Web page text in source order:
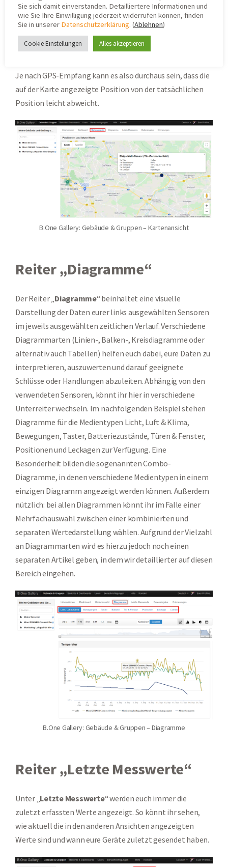
verwendet die ihre Position übermitteln, eine Karte mit
der jeweils zuletzt erfassten Position und den zuletzt
erfassten Werten. Dabei ist wichtig zu wissen, dass in die
B.One Gallery nur diejenigen Positions-Werte übermittelt
Je nach GPS-Empfang kann es also durchaus sein, dass die
auf der Karte angezeigte Position von der tatsächlichen
Position leicht abweicht.
B.One Gallery: Gebäude & Gruppen – Kartenansicht
Reiter „Diagramme“
Der Reiter „ Diagramme“ beinhaltet eine visuelle
Darstellung der Daten eurer links ausgewählten Sensoren
im jeweils ausgewählten zeitlichen Verlauf. Verschiedene
Diagrammarten (Linien-, Balken-, Kreisdiagramme oder
alternativ auch Tabellen) helfen euch dabei, eure Daten zu
interpretieren, auszuwerten und darauf geeignete
Schlüsse oder Handlungen abzuleiten. Abhängig von den
verwendeten Sensoren, könnt ihr hier in verschiedene
Unterreiter wechseln. Im nachfolgenden Beispiel stehen
Diagramme für die Medientypen Licht, Luft & Klima,
Bewegungen, Taster, Batteriezustände, Türen & Fenster,
Positionen und Leckagen zur Verfügung. Eine
Besonderheit bilden die sogenannten Combo-
Diagramme, in denen verschiedene Medientypen in einem
einzigen Diagramm angezeigt werden können. Außerdem
nützlich: bei allen Diagrammen könnt ihr im Falle einer
Mehrfachauswahl zwischen einer kombinierten und
separaten Wertedarstellung wählen. Aufgrund der Vielzahl
an Diagrammarten wird es hierzu jedoch noch einen
separaten Artikel geben, in dem wir detaillierter auf diesen
Bereich eingehen.
B.One Gallery: Gebäude & Gruppen – Diagramme
Reiter „Letzte Messwerte“
Unter „Letzte Messwerte“ werden euch immer die
zuletzt erfassten Werte angezeigt. So könnt ihr sehen,
wie aktuell die in den anderen Ansichten angezeigten
Werte sind und wann eure Geräte zuletzt gesendet haben.
Sie sich damit einverstanden. Detailliertere Informationen und
wie Sie Ihre Einwilligung jederzeit widerrufen können, finden
Sie in unserer Datenschutzerklärung. (Ablehnen)
Cookie Einstellungen Alles akzeptieren